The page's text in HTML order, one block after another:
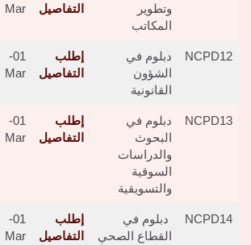
وتطوير
المكاتب
التفاصيل
Mar
NCPD12
دبلوم في
الشؤون
القانونية
إطلب
التفاصيل
01-
Mar
NCPD13
دبلوم في
البحوث
والدراسات
السوقية
والتسويقية
إطلب
التفاصيل
01-
Mar
NCPD14
دبلوم في
القطاع الصحي
إطلب
التفاصيل
01-
Mar